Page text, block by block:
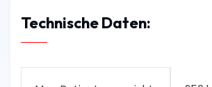
Technische Daten: